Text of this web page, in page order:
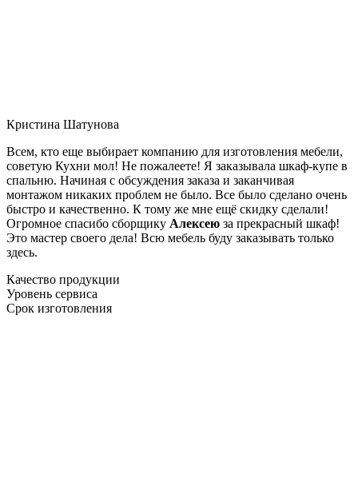
Кристина Шатунова
Всем, кто еще выбирает компанию для изготовления мебели,
советую Кухни мол! Не пожалеете! Я заказывала шкаф-купе в
спальню. Начиная с обсуждения заказа и заканчивая
монтажом никаких проблем не было. Все было сделано очень
быстро и качественно. К тому же мне ещё скидку сделали!
Огромное спасибо сборщику Алексею за прекрасный шкаф!
Это мастер своего дела! Всю мебель буду заказывать только
здесь.
Качество продукции
Уровень сервиса
Срок изготовления